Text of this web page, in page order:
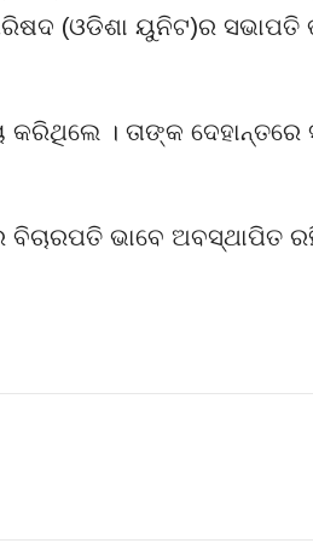
(ଓଡିଶା ୟୁନିଟ)ର ସଭାପତି
। ତାଙ୍କ ଦେହାନ୍ତରେ
ଭାବେ ଅବସ୍ଥାପିତ